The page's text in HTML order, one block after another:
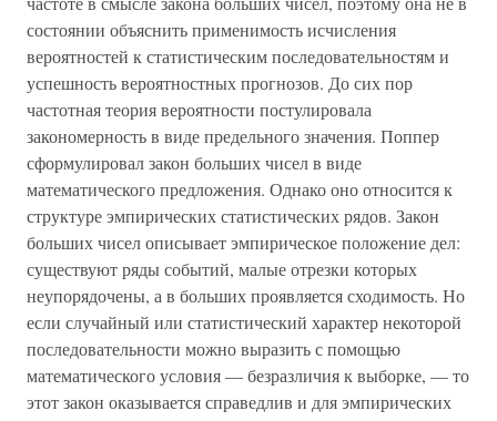
состоянии объяснить применимость исчисления
вероятностей к статистическим последовательностям и
успешность вероятностных прогнозов. До сих пор
частотная теория вероятности постулировала
закономерность в виде предельного значения. Поппер
сформулировал закон больших чисел в виде
математического предложения. Однако оно относится к
структуре эмпирических статистических рядов. Закон
больших чисел описывает эмпирическое положение дел:
существуют ряды событий, малые отрезки которых
неупорядочены, а в больших проявляется сходимость. Но
если случайный или статистический характер некоторой
последовательности можно выразить с помощью
математического условия — безразличия к выборке, — то
этот закон оказывается справедлив и для эмпирических